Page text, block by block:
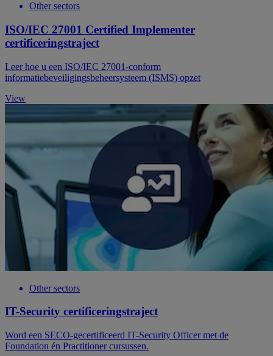
Other sectors
ISO/IEC 27001 Certified Implementer
certificeringstraject
Leer hoe u een ISO/IEC 27001-conform
informatiebeveiligingsbeheersysteem (ISMS) opzet
View
Other sectors
IT-Security certificeringstraject
Word een SECO-gecertificeerd IT-Security Officer met de
Foundation én Practitioner cursussen.